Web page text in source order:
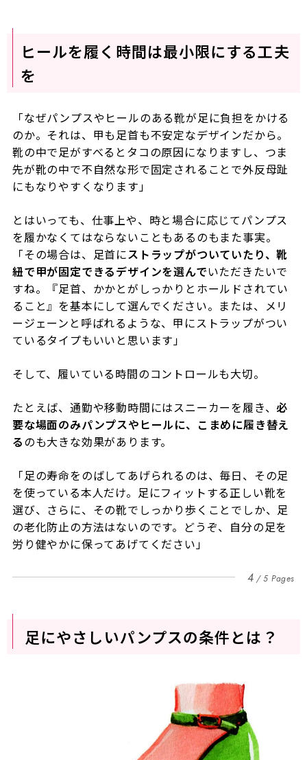
ヒールを履く時間は最小限にする工夫
を
「なぜパンプスやヒールのある靴が足に負担をかける
のか。それは、甲も足首も不安定なデザインだから。
靴の中で足がすべるとタコの原因になりますし、つま
先が靴の中で不自然な形で固定されることで外反母趾
にもなりやすくなります」
とはいっても、仕事上や、時と場合に応じてパンプス
を履かなくてはならないこともあるのもまた事実。
「その場合は、足首にストラップがついていたり、靴
紐で甲が固定できるデザインを選んでいただきたいで
すね。『足首、かかとがしっかりとホールドされてい
ること』を基本にして選んでください。または、メリ
ージェーンと呼ばれるような、甲にストラップがつい
ているタイプもいいと思います」
そして、履いている時間のコントロールも大切。
たとえば、通勤や移動時間にはスニーカーを履き、必
要な場面のみパンプスやヒールに、こまめに履き替え
るのも大きな効果があります。
「足の寿命をのばしてあげられるのは、毎日、その足
を使っている本人だけ。足にフィットする正しい靴を
選び、さらに、その靴でしっかり歩くことでしか、足
の老化防止の方法はないのです。どうぞ、自分の足を
労り健やかに保ってあげてください」
4 5 Pages
足にやさしいパンプスの条件とは？